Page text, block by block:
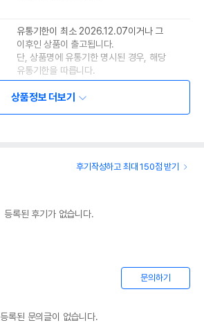
유통기한이 최소 2026.12.07이거나 그
이후인 상품이 출고됩니다.
단, 상품명에 유통기한 명시된 경우, 해당
유통기한을 따릅니다.
상품정보 더보기
후기작성하고 최대 150점 받기
등록된 후기가 없습니다.
문의하기
등록된 문의글이 없습니다.